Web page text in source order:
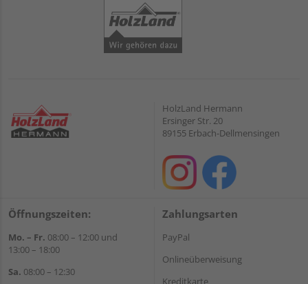
HolzLand Hermann
Ersinger Str. 20
89155 Erbach-Dellmensingen
Öffnungszeiten:
Mo. – Fr. 08:00 – 12:00 und
13:00 – 18:00
Sa. 08:00 – 12:30
Zahlungsarten
PayPal
Onlineüberweisung
Kreditkarte